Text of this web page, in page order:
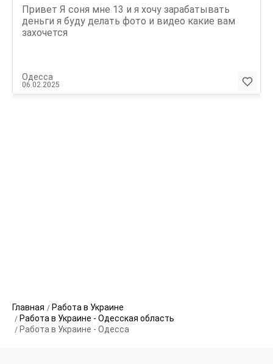
Привет Я соня мне 13 и я хочу зарабатывать
деньги я буду делать фото и видео какие вам
захочется
Одесса
06.02.2025
Главная
Работа в Украине
Работа в Украине - Одесская область
Работа в Украине - Одесса